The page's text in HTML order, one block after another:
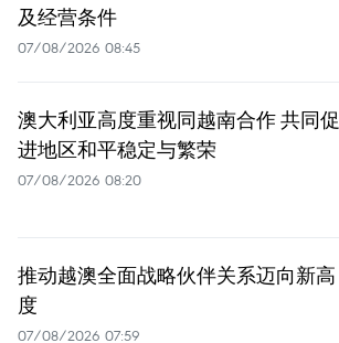
及经营条件
07/08/2026 08:45
澳大利亚高度重视同越南合作 共同促
进地区和平稳定与繁荣
07/08/2026 08:20
推动越澳全面战略伙伴关系迈向新高
度
07/08/2026 07:59